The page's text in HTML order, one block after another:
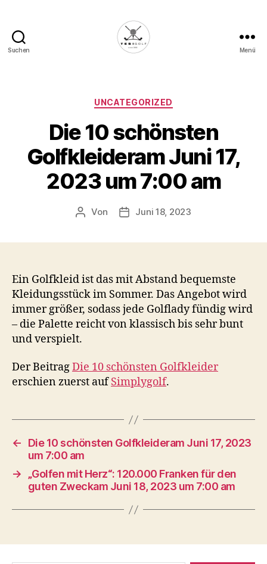
Suchen
Deine
Plattform
für
Golfbegeisterte!
Menü
Kategorien
UNCATEGORIZED
Die 10 schönsten
Golfkleideram Juni 17,
2023 um 7:00 am
Beitragsautor
Von Veröffentlichungsdatum
Juni 18, 2023
Ein Golfkleid ist das mit Abstand bequemste
Kleidungsstück im Sommer. Das Angebot wird
immer größer, sodass jede Golflady fündig wird
– die Palette reicht von klassisch bis sehr bunt
und verspielt.
Der BeitragDie 10 schönsten Golfkleider
erschien zuerst aufSimplygolf.
←
Die 10 schönsten Golfkleideram Juni 17, 2023
um 7:00 am
→
„Golfen mit Herz“: 120.000 Franken für den
guten Zweckam Juni 18, 2023 um 7:00 am